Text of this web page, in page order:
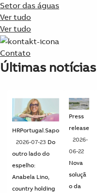
Setor das águas
Ver tudo
Ver tudo
Contato
Últimas notícias
HRPortugal.Sapo
2026-07-23 Do
outro lado do
espelho:
Anabela Lino,
country holding
Press
release
2026-
06-22
Nova
soluçã
o da